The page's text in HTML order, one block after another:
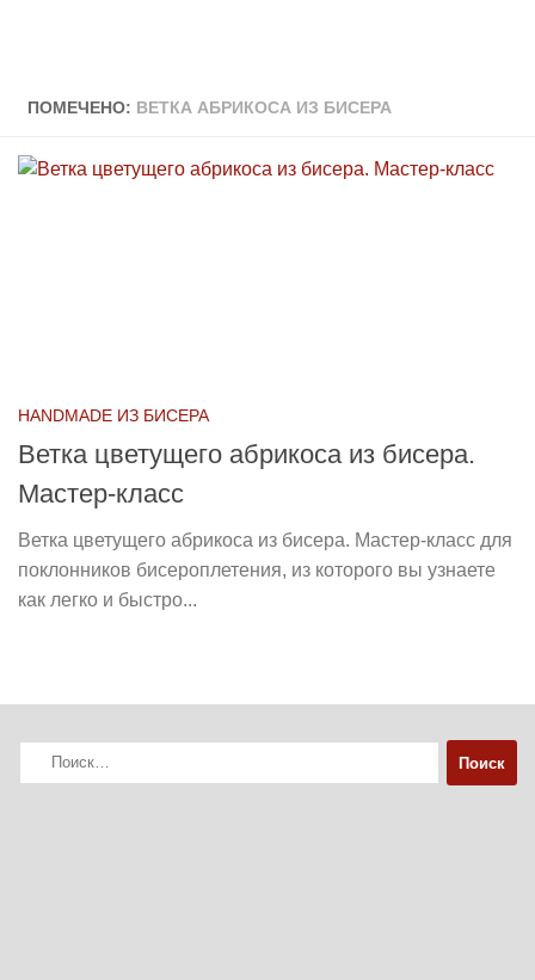
ПОМЕЧЕНО: ВЕТКА АБРИКОСА ИЗ БИСЕРА
HANDMADE ИЗ БИСЕРА
Ветка цветущего абрикоса из бисера.
Мастер-класс
Ветка цветущего абрикоса из бисера. Мастер-класс для
поклонников бисероплетения, из которого вы узнаете
как легко и быстро...
Найти: